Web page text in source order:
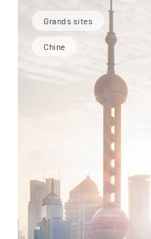
Grands sites
Chine